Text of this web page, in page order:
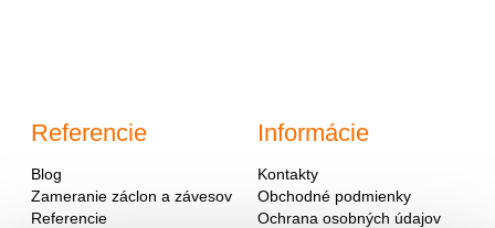
Referencie
Blog
Zameranie záclon a závesov
Referencie
Informácie
Kontakty
Obchodné podmienky
Ochrana osobných údajov